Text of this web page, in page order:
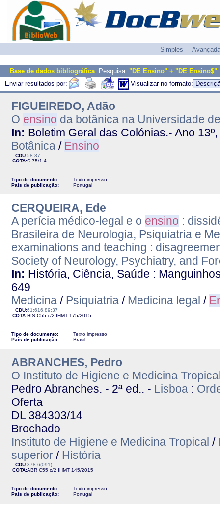
Simples Avançada
Base de dados bibliográfica. Pesquisa: "DE Ensino" + "DE Ensino$"
Enviar resultados por:
Visualizar no formato:
FIGUEIREDO, Adão
O ensino da botânica na Universidade
In: Boletim Geral das Colónias.- Ano
Botânica / Ensino
CDU:58:37
COTA:C-75/1-4
Tipo de documento:
Texto impresso
País de publicação:
Portugal
CERQUEIRA, Ede
A perícia médico-legal e o ensino :
Brasileira de Neurologia, Psiquiatria e
examinations and teaching :
Society of Neurology, Psychiatry, and
In: História, Ciência, Saúde :
649
Medicina / Psiquiatria / Medicina legal /
CDU:61:616.89:37
COTA:HIS C55 c/2 IHMT 175/2015
Tipo de documento:
Texto impresso
País de publicação:
Brasil
ABRANCHES, Pedro
O Instituto de Higiene e Medicina
Pedro Abranches. - 2ª ed.. - Lisboa :
Oferta
DL 384303/14
Brochado
Instituto de Higiene e Medicina Tropical /
superior / História
CDU:378.6(091)
COTA:ABR C55 c/2 IHMT 145/2015
Tipo de documento:
Texto impresso
País de publicação:
Portugal